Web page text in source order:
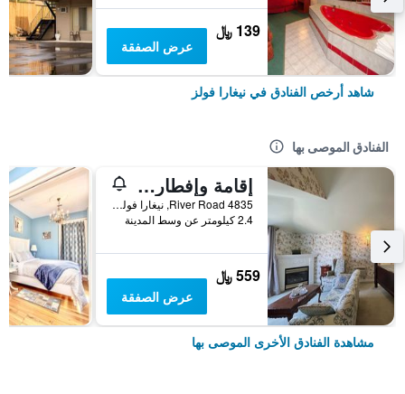
139 ﷼
عرض الصفقة
شاهد أرخص الفنادق في نيغارا فولز
الفنادق الموصى بها
إقامة وإفطار بفندق بدهام هول
4835 River Road, نيغارا فولز, ON, كندا
2.4 كيلومتر عن وسط المدينة
559 ﷼
عرض الصفقة
مشاهدة الفنادق الأخرى الموصى بها